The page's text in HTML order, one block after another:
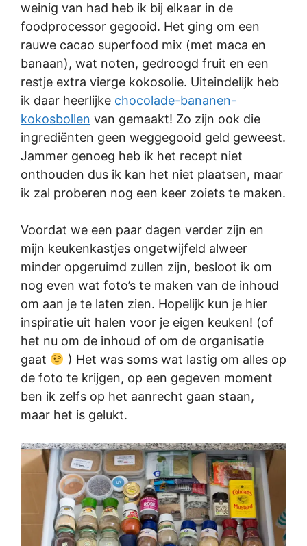
weinig van had heb ik bij elkaar in de
foodprocessor gegooid. Het ging om een
rauwe cacao superfood mix (met maca en
banaan), wat noten, gedroogd fruit en een
restje extra vierge kokosolie. Uiteindelijk heb
ik daar heerlijke chocolade-bananen-
kokosbollen van gemaakt! Zo zijn ook die
ingrediënten geen weggegooid geld geweest.
Jammer genoeg heb ik het recept niet
onthouden dus ik kan het niet plaatsen, maar
ik zal proberen nog een keer zoiets te maken.
Voordat we een paar dagen verder zijn en
mijn keukenkastjes ongetwijfeld alweer
minder opgeruimd zullen zijn, besloot ik om
nog even wat foto’s te maken van de inhoud
om aan je te laten zien. Hopelijk kun je hier
inspiratie uit halen voor je eigen keuken! (of
het nu om de inhoud of om de organisatie
gaat
) Het was soms wat lastig om alles op
de foto te krijgen, op een gegeven moment
ben ik zelfs op het aanrecht gaan staan,
maar het is gelukt.